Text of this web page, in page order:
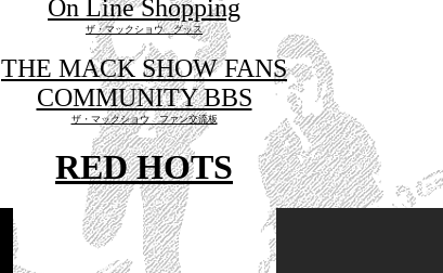
On Line Shopping
ザ・マックショウ グッス
THE MACK SHOW FANS
COMMUNITY BBS
ザ・マックショウ ファン交流板
RED HOTS